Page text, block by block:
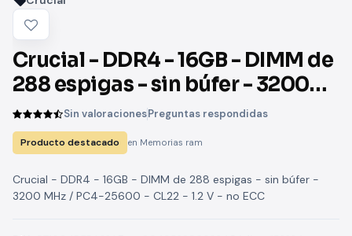
Crucial - DDR4 - 16GB - DIMM de
288 espigas - sin búfer - 3200
MHz / PC4-25600 - CL22 - 1.2 V -
no ECC
Sin valoracionesPreguntas respondidas
Producto destacado en Memorias ram
Crucial - DDR4 - 16GB - DIMM de 288 espigas - sin búfer -
3200 MHz / PC4-25600 - CL22 - 1.2 V - no ECC